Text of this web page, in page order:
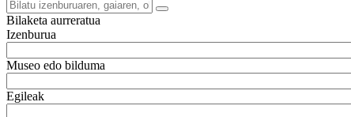
Bilaketa aurreratua
Izenburua
Museo edo bilduma
Egileak